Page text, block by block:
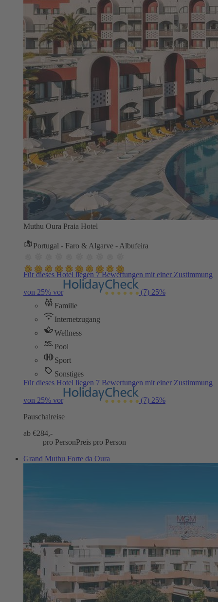
Muthu Oura Praia Hotel
Portugal - Faro & Algarve - Albufeira
Für dieses Hotel liegen 7 Bewertungen mit einer Zustimmung
von 25% vor (7) 25%
Familie
Internetzugang
Wellness
Pool
Sport
Sonstiges
Für dieses Hotel liegen 7 Bewertungen mit einer Zustimmung
von 25% vor (7) 25%
Pauschalreise
ab €284,-
pro PersonPreis pro Person
Grand Muthu Forte da Oura